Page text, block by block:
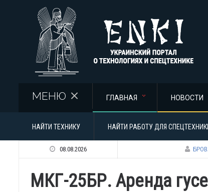
МЕНЮ ГЛАВНАЯ НОВОСТИ
НАЙТИ ТЕХНИКУ НАЙТИ РАБОТУ ДЛЯ
08.08.2026
МКГ-25БР. Аренда